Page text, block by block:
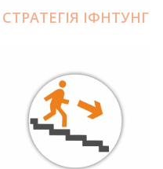
СТРАТЕГІЯ ІФНТУНГ